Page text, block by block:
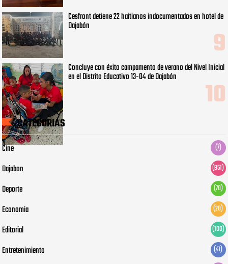
Cesfront detiene 22 haitianos indocumentados en hotel de
Dajabón
Concluye con éxito campamento de verano del Nivel Inicial
en el Distrito Educativo 13-04 de Dajabón
CATEGORIAS
Cine (7)
Dajabon (951)
Deporte (70)
Economia (20)
Editorial (100)
Entretenimiento (41)